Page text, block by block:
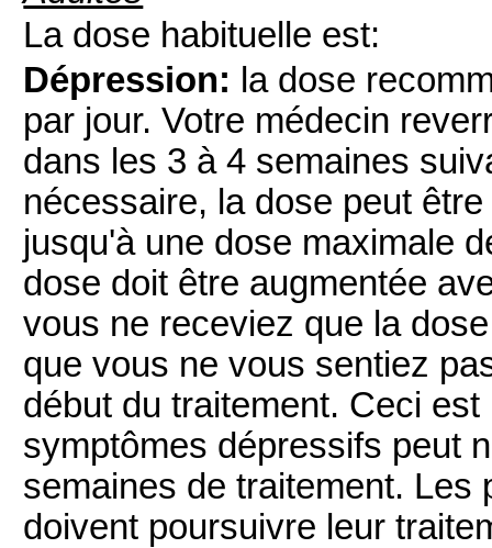
La dose habituelle est:
Dépression: la dose
par jour. Votre médecin
dans les 3 à 4 semaines
nécessaire, la dose peut
jusqu'à une dose maximale
dose doit être augmentée
vous ne receviez que la
que vous ne vous sentiez
début du traitement. Ceci
symptômes dépressifs peut
semaines de traitement. Les
doivent poursuivre leur